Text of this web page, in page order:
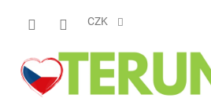
CZK